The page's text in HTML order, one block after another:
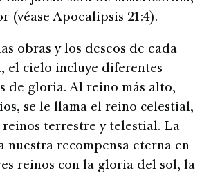
(véase Apocalipsis 21:4).
obras y los deseos de cada
el cielo incluye diferentes
de gloria. Al reino más alto,
se le llama el reino celestial,
reinos terrestre y telestial. La
nuestra recompensa eterna en
reinos con la gloria del sol, la